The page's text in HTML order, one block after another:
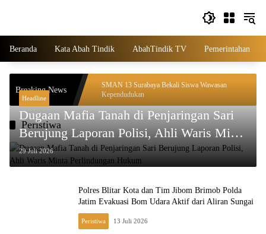
Beranda Kata Abah Tindik AbahTindik TV Pemerintahan
Breaking News
Wujudkan
SMAN 13 Surabaya Bekali Siswa Wawasan
Kependudukan
Peristiwa
Headline
Dugaan Mafia Tanah di Penjaringan Sari
Berujung Laporan Polisi, Ahli Waris Minta
Perlindungan Hukum
29 Juli 2026
Polres Blitar Kota dan Tim Jibom Brimob Polda
Jatim Evakuasi Bom Udara Aktif dari Aliran Sungai
Peristiwa 13 Juli 2026